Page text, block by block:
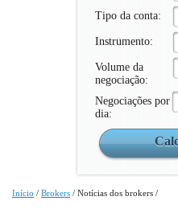
Tipo da conta:
Instrumento:
Volume da
negociação:
Negociações por
dia:
Início / Brokers / Notícias dos brokers /